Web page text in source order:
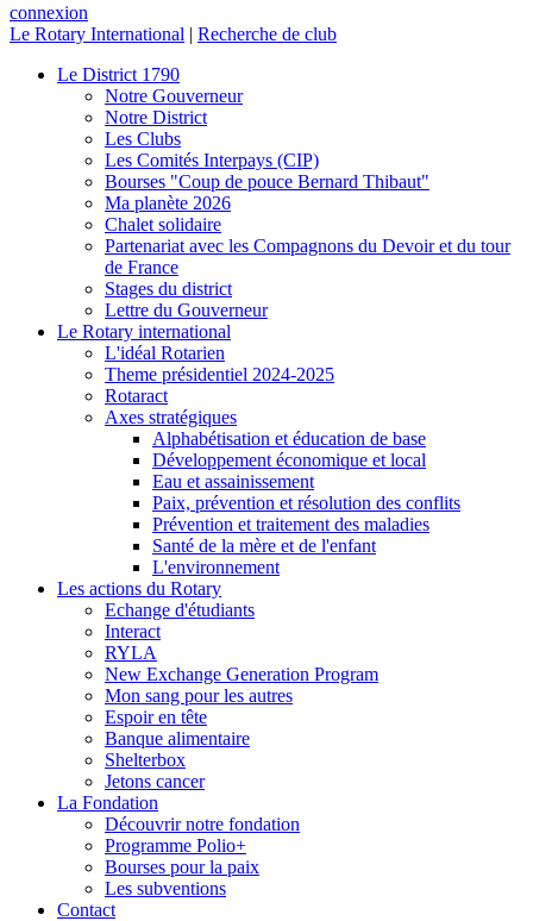
connexion
Le Rotary International | Recherche de club
Le District 1790
Notre Gouverneur
Notre District
Les Clubs
Les Comités Interpays (CIP)
Bourses "Coup de pouce Bernard Thibaut"
Ma planète 2026
Chalet solidaire
Partenariat avec les Compagnons du Devoir et du tour
de France
Stages du district
Lettre du Gouverneur
Le Rotary international
L'idéal Rotarien
Theme présidentiel 2024-2025
Rotaract
Axes stratégiques
Alphabétisation et éducation de base
Développement économique et local
Eau et assainissement
Paix, prévention et résolution des conflits
Prévention et traitement des maladies
Santé de la mère et de l'enfant
L'environnement
Les actions du Rotary
Echange d'étudiants
Interact
RYLA
New Exchange Generation Program
Mon sang pour les autres
Espoir en tête
Banque alimentaire
Shelterbox
Jetons cancer
La Fondation
Découvrir notre fondation
Programme Polio+
Bourses pour la paix
Les subventions
Contact